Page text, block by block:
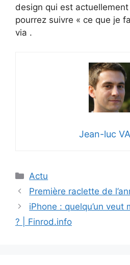
design qui est
pourrez suivre « ce que je
via .
Jean-luc
Catégories
Actu
Première raclette de
iPhone : quelqu’un veut
? | Finrod.info